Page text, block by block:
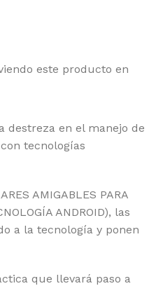
este producto en
destreza en el manejo de
tecnologías
AMIGABLES PARA
ANDROID), las
a la tecnología y ponen
que llevará paso a